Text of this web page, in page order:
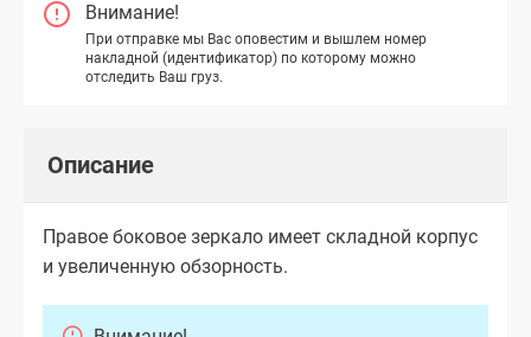
Внимание!
При отправке мы Вас оповестим и вышлем номер
накладной (идентификатор) по которому можно
отследить Ваш груз.
Описание
Правое боковое зеркало имеет складной корпус
и увеличенную обзорность.